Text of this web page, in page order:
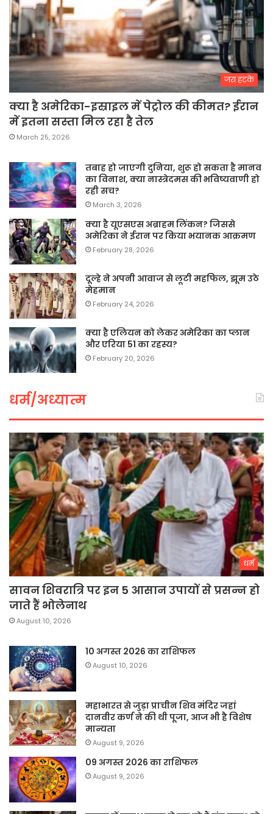
जरा हटके
क्या है अमेरिका-इस्राइल में पेट्रोल की कीमत? ईरान
में इतना सस्ता मिल रहा है तेल
March 25, 2026
तबाह हो जाएगी दुनिया, शुरू हो सकता है मानव
का विनाश, क्या नास्त्रेदमस की भविष्यवाणी हो
रही सच?
March 3, 2026
क्या है यूएसएस अब्राहम लिंकन? जिससे
अमेरिका ने ईरान पर किया भयानक आक्रमण
February 28, 2026
दूल्हे ने अपनी आवाज से लूटी महफिल, झूम उठे
मेहमान
February 24, 2026
क्या है एलियन को लेकर अमेरिका का प्लान
और एरिया 51 का रहस्य?
February 20, 2026
धर्म/अध्यात्म
धर्म
सावन शिवरात्रि पर इन 5 आसान उपायों से प्रसन्न हो
जाते हैं भोलेनाथ
August 10, 2026
10 अगस्त 2026 का राशिफल
August 10, 2026
महाभारत से जुड़ा प्राचीन शिव मंदिर जहां
दानवीर कर्ण ने की थी पूजा, आज भी है विशेष
मान्यता
August 9, 2026
09 अगस्त 2026 का राशिफल
August 9, 2026